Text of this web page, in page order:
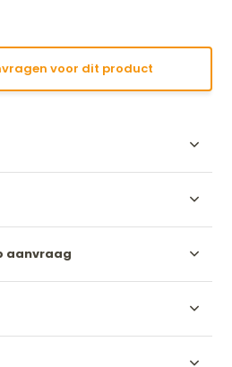
voor dit product
aanvraag